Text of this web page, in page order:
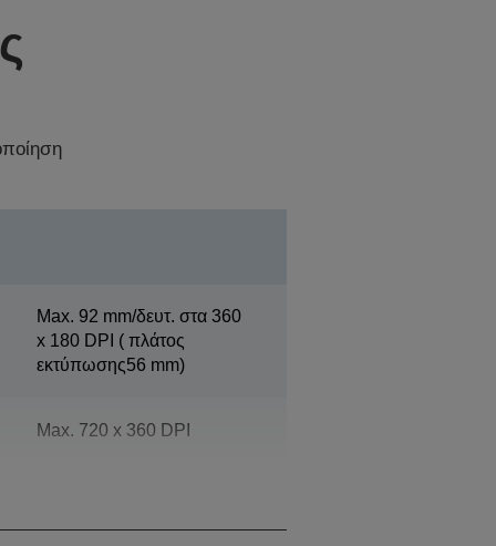
Max. 92 mm/δευτ. στα 360
x 180 DPI ( πλάτος
εκτύπωσης56 mm)
Max. 720 x 360 DPI